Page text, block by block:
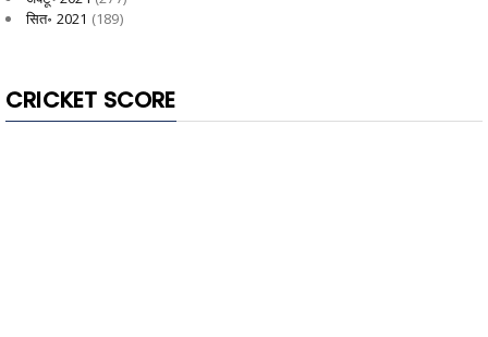
सित॰ 2021 (189)
CRICKET SCORE